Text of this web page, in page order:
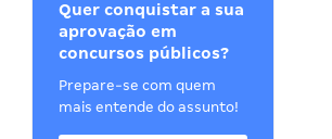
Quer conquistar a sua
aprovação em
concursos públicos?
Prepare-se com quem
mais entende do assunto!